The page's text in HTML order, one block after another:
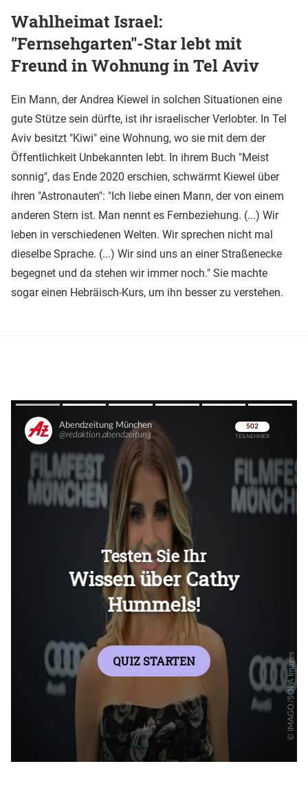
Wahlheimat Israel:
"Fernsehgarten"-Star lebt mit
Freund in Wohnung in Tel Aviv
Ein Mann, der Andrea Kiewel in solchen Situationen eine
gute Stütze sein dürfte, ist ihr israelischer Verlobter. In Tel
Aviv besitzt "Kiwi" eine Wohnung, wo sie mit dem der
Öffentlichkeit Unbekannten lebt. In ihrem Buch "Meist
sonnig", das Ende 2020 erschien, schwärmt Kiewel über
ihren "Astronauten": "Ich liebe einen Mann, der von einem
anderen Stern ist. Man nennt es Fernbeziehung. (...) Wir
leben in verschiedenen Welten. Wir sprechen nicht mal
dieselbe Sprache. (...) Wir sind uns an einer Straßenecke
begegnet und da stehen wir immer noch." Sie machte
sogar einen Hebräisch-Kurs, um ihn besser zu verstehen.
Überspringen
Überspringen